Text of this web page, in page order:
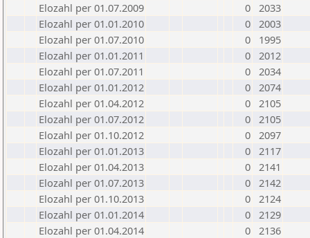
Elozahl per 01.07.2009
0 2033
Elozahl per 01.01.2010
0 2003
Elozahl per 01.07.2010
0
1995
Elozahl per 01.01.2011
0 2012
Elozahl per 01.07.2011
0 2034
Elozahl per 01.01.2012
0 2074
Elozahl per 01.04.2012
0 2105
Elozahl per 01.07.2012
0 2105
Elozahl per 01.10.2012
0 2097
Elozahl per 01.01.2013
0 2117
Elozahl per 01.04.2013
0 2141
Elozahl per 01.07.2013
0 2142
Elozahl per 01.10.2013
0 2124
Elozahl per 01.01.2014
0 2129
Elozahl per 01.04.2014
0 2136